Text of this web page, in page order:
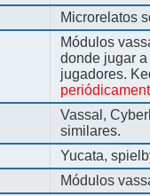
Microrelatos
Módulos
donde jugar
jugadores.
Vassal,
similares.
Yucata,
Módulos